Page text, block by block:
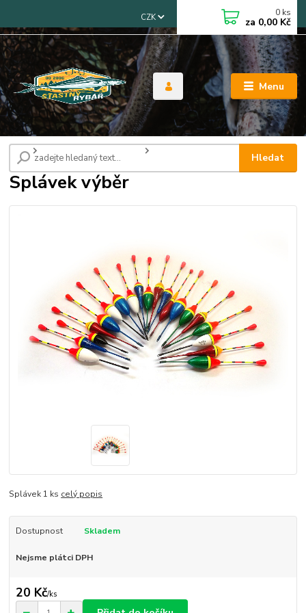
Menu
CZK
Hledat
0 ks
za 0,00 Kč
Úvod Splávky, čihátka, swingery
Splávek výběr
Splávek 1 ks celý popis
Dostupnost Skladem
Nejsme plátci DPH
20 Kč/ks